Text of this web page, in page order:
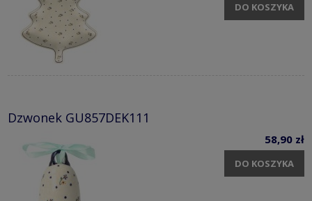
DO KOSZYKA
Dzwonek GU857DEK111
58,90 zł
DO KOSZYKA